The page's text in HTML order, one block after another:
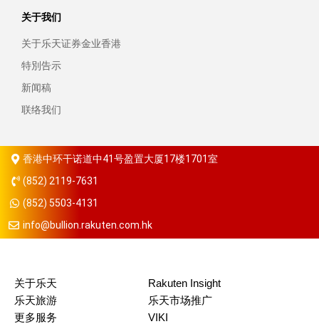
关于我们
关于乐天证券金业香港
特別告示
新闻稿
联络我们
香港中环干诺道中41号盈置大厦17楼1701室
(852) 2119-7631
(852) 5503-4131
info@bullion.rakuten.com.hk
关于乐天
Rakuten Insight
乐天旅游
乐天市场推广
更多服务
VIKI